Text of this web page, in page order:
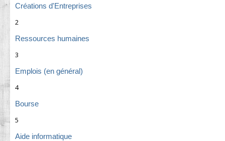
Créations d'Entreprises
2
Ressources humaines
3
Emplois (en général)
4
Bourse
5
Aide informatique